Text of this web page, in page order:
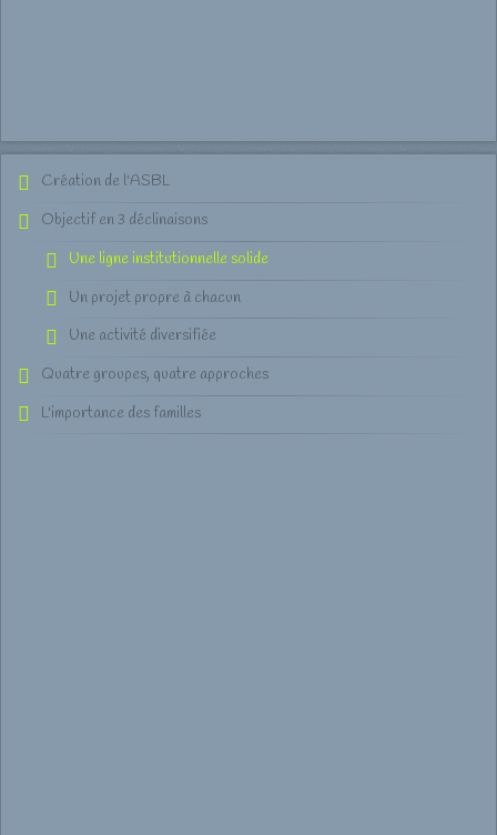
Création de l'ASBL
Objectif en 3 déclinaisons
Une ligne institutionnelle solide
Un projet propre à chacun
Une activité diversifiée
Quatre groupes, quatre approches
L'importance des familles